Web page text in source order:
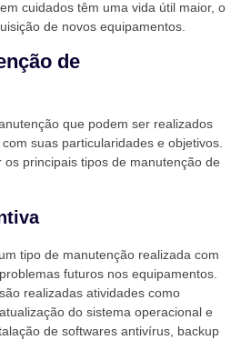
cuidados têm uma vida útil maior, o
de novos equipamentos.
de
que podem ser realizados
suas particularidades e objetivos.
principais tipos de manutenção de
tipo de manutenção realizada com
futuros nos equipamentos.
realizadas atividades como
do sistema operacional e
de softwares antivírus, backup